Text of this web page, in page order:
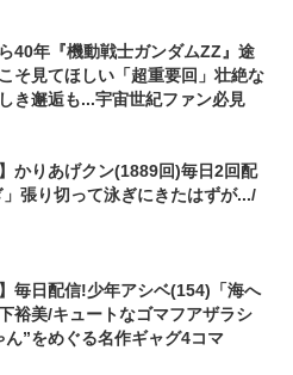
40年『機動戦士ガンダムZZ』途
そ見てほしい「超重要回」壮絶な
き邂逅も...宇宙世紀ファン必見
】かりあげクン(1889回)毎日2回配
張り切って泳ぎにきたはずが.../
】毎日配信!少年アシベ(154)「海へ
裕美/キュートなゴマフアザラシ
ん”をめぐる名作ギャグ4コマ